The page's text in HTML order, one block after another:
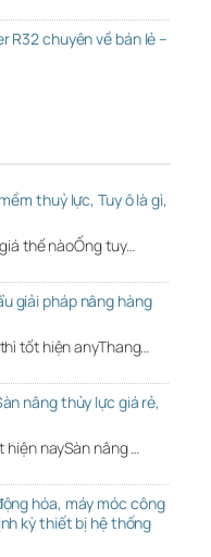
R32 chuyên về bán lẻ –
thuỷ lực, Tuy ô là gì,
thế nàoỐng tuy…
giải pháp nâng hàng
tốt hiện anyThang…
nâng thủy lực giá rẻ,
hiện naySàn nâng …
hóa, máy móc công
kỳ thiết bị hệ thống